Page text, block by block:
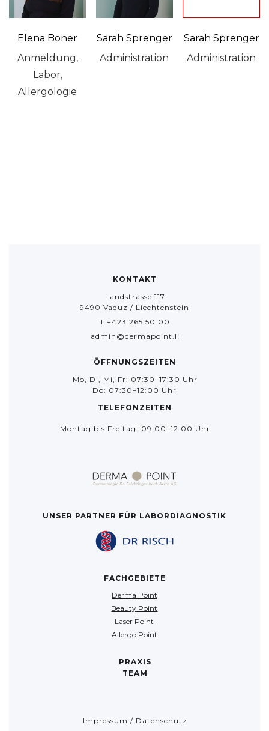
Elena Boner
Anmeldung,
Labor,
Allergologie
Sarah Sprenger
Administration
Sarah Sprenger
Administration
KONTAKT
Landstrasse 117
9490 Vaduz / Liechtenstein
T +423 265 50 00
admin@dermapoint.li
ÖFFNUNGSZEITEN
Mo, Di, Mi, Fr: 07:30–17:30 Uhr
Do: 07:30–12:00 Uhr
TELEFONZEITEN
Montag bis Freitag: 09:00–12:00 Uhr
UNSER PARTNER FÜR LABORDIAGNOSTIK
FACHGEBIETE
Derma Point
Beauty Point
Laser Point
Allergo Point
PRAXIS
TEAM
Impressum / Datenschutz